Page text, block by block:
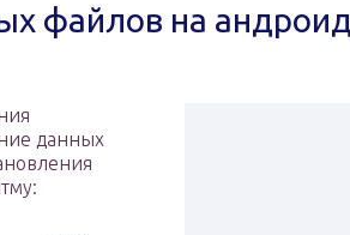
файлов на андроид
данных